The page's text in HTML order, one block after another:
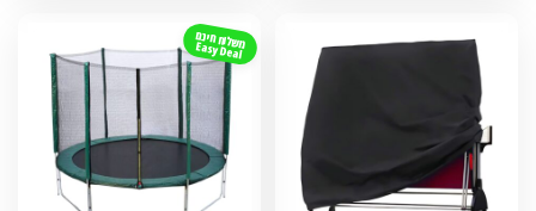
משלוח חינם
Easy Deal